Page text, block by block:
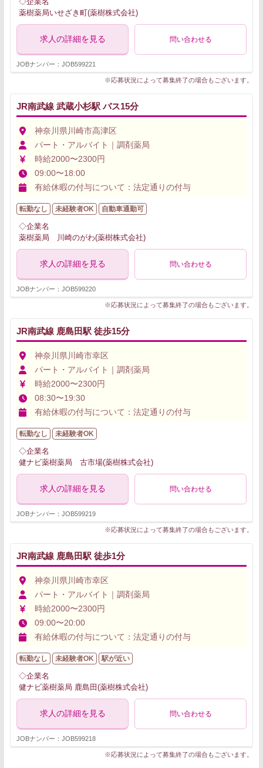
薬樹薬局いせざき町(薬樹株式会社)
求人の詳細を見る 問い合わせる
JOBナンバー：JOB599221
※応募状況によって募集終了の場合もございます。
JR南武線 武蔵小杉駅 バス15分
神奈川県川崎市高津区
パート・アルバイト｜調剤薬局
時給2000〜2300円
09:00〜18:00
有給休暇の付与について：法定通りの付与
転勤なし 未経験者OK 自動車通勤可
◇企業名
薬樹薬局 川崎のがわ(薬樹株式会社)
求人の詳細を見る 問い合わせる
JOBナンバー：JOB599220
※応募状況によって募集終了の場合もございます。
JR南武線 鹿島田駅 徒歩15分
神奈川県川崎市幸区
パート・アルバイト｜調剤薬局
時給2000〜2300円
08:30〜19:30
有給休暇の付与について：法定通りの付与
転勤なし 未経験者OK
◇企業名
健ナビ薬樹薬局 古市場(薬樹株式会社)
求人の詳細を見る 問い合わせる
JOBナンバー：JOB599219
※応募状況によって募集終了の場合もございます。
JR南武線 鹿島田駅 徒歩1分
神奈川県川崎市幸区
パート・アルバイト｜調剤薬局
時給2000〜2300円
09:00〜20:00
有給休暇の付与について：法定通りの付与
転勤なし 未経験者OK 駅が近い
◇企業名
健ナビ薬樹薬局 鹿島田(薬樹株式会社)
求人の詳細を見る 問い合わせる
JOBナンバー：JOB599218
※応募状況によって募集終了の場合もございます。